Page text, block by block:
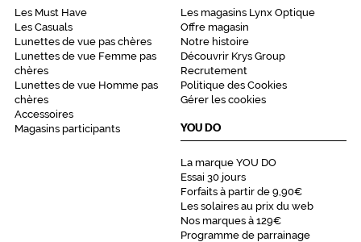
Les Must Have
Les Casuals
Lunettes de vue pas chères
Lunettes de vue Femme pas
chères
Lunettes de vue Homme pas
chères
Accessoires
Magasins participants
Les magasins Lynx Optique
Offre magasin
Notre histoire
Découvrir Krys Group
Recrutement
Politique des Cookies
Gérer les cookies
YOU DO
La marque YOU DO
Essai 30 jours
Forfaits à partir de 9,90€
Les solaires au prix du web
Nos marques à 129€
Programme de parrainage